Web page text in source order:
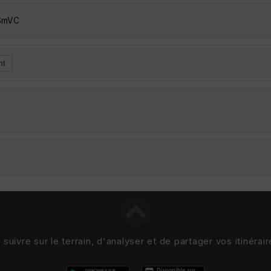
sur le terrain, d'analyser et de partager vos